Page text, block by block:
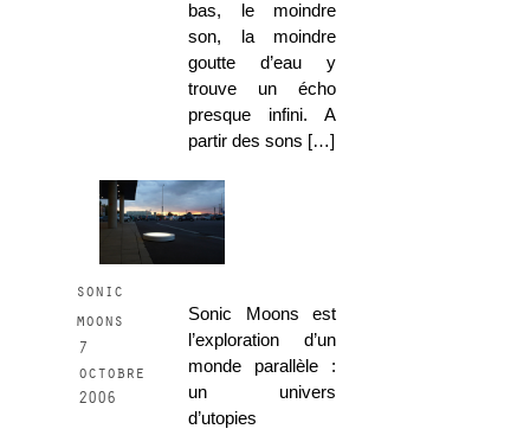
bas, le moindre
son, la moindre
goutte d’eau y
trouve un écho
presque infini. A
partir des sons […]
sonic
moons
7
octobre
2006
Sonic Moons est
l’exploration d’un
monde parallèle :
un univers
d’utopies